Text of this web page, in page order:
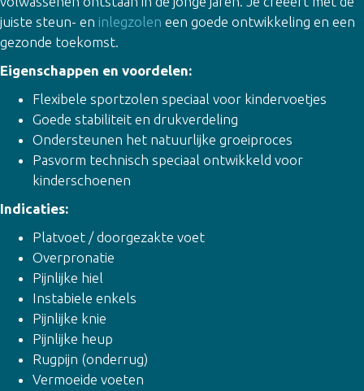
juiste steun- en inlegzolen een goede ontwikkeling en een
gezonde toekomst.
Eigenschappen en voordelen:
Flexibele sportzolen speciaal voor kindervoetjes
Goede stabiliteit en drukverdeling
Ondersteunen het natuurlijke groeiproces
Pasvorm technisch speciaal ontwikkeld voor
kinderschoenen
Indicaties:
Platvoet / doorgezakte voet
Overpronatie
Pijnlijke hiel
Instabiele enkels
Pijnlijke knie
Pijnlijke heup
Rugpijn (onderrug)
Vermoeide voeten